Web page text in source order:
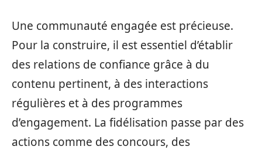
Une communauté engagée est précieuse.
Pour la construire, il est essentiel d’établir
des relations de confiance grâce à du
contenu pertinent, à des interactions
régulières et à des programmes
d’engagement. La fidélisation passe par des
actions comme des concours, des